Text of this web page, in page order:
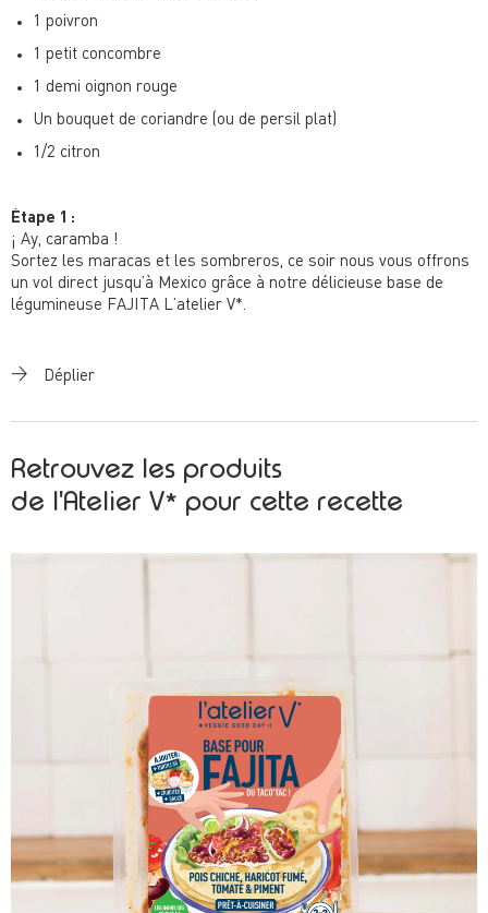
1 poivron
1 petit concombre
1 demi oignon rouge
Un bouquet de coriandre (ou de persil plat)
1/2 citron
Étape 1 :
¡ Ay, caramba !
Sortez les maracas et les sombreros, ce soir nous vous offrons
un vol direct jusqu’à Mexico grâce à notre délicieuse base de
légumineuse FAJITA L’atelier V*.
fumé et piment, poivron, oignon rouge et crudités de saison
Le plus dur sera de repartir ! 🌞
👉 La recette qui fera décoller les papilles :
Découpez en petits dés le poivron, le concombre, le demi oignon
rouge et ajoutez le jus du demi citron.
Étalez dans sur chaque tortilla du houmous, les légumes et la
base "chili".
Ajoutez une belle cuillère à soupe de yaourt puis la coriandre.
Déplier
Retrouvez les produits
de l'Atelier V* pour cette recette